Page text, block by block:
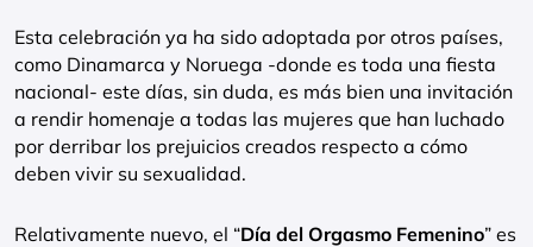
Esta celebración ya ha sido adoptada por otros países,
como Dinamarca y Noruega -donde es toda una fiesta
nacional- este días, sin duda, es más bien una invitación
a rendir homenaje a todas las mujeres que han luchado
por derribar los prejuicios creados respecto a cómo
deben vivir su sexualidad.
Relativamente nuevo, el “Día del Orgasmo Femenino” es